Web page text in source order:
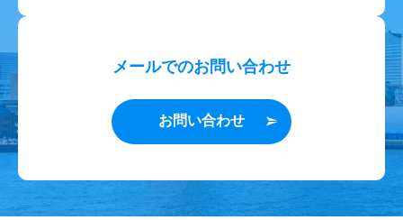
メールでのお問い合わせ
お問い合わせ